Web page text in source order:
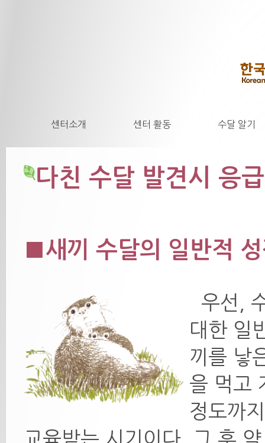
센터소개 센터 활동 수달 알기
다친 수달 발견시 응
■새끼 수달의 일반적
우선,
대한 일
끼를 낳
을 먹고
정도까
교육받는 시기이다. 그 후